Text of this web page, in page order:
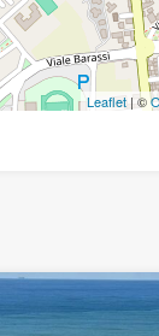
Leaflet | ©